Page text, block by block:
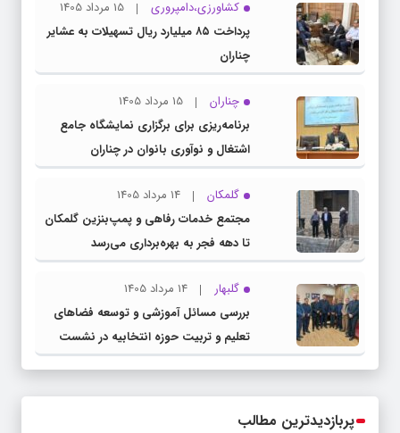
کشاورزی،دامپروری
15 مرداد 1405
پرداخت ۸۵ میلیارد ریال تسهیلات به عشایر
چناران
چناران
15 مرداد 1405
برنامه‌ریزی برای برگزاری نمایشگاه جامع
اشتغال و نوآوری بانوان در چناران
گلمکان
14 مرداد 1405
مجتمع خدمات رفاهی و پمپ‌بنزین گلمکان
تا دهه فجر به بهره‌برداری می‌رسد
گلبهار
14 مرداد 1405
بررسی مسائل آموزشی و توسعه فضاهای
تعلیم و تربیت حوزه انتخابیه در نشست
مشترک عضو کمیسیون آموزش مجلس با
پربازدیدترین مطالب